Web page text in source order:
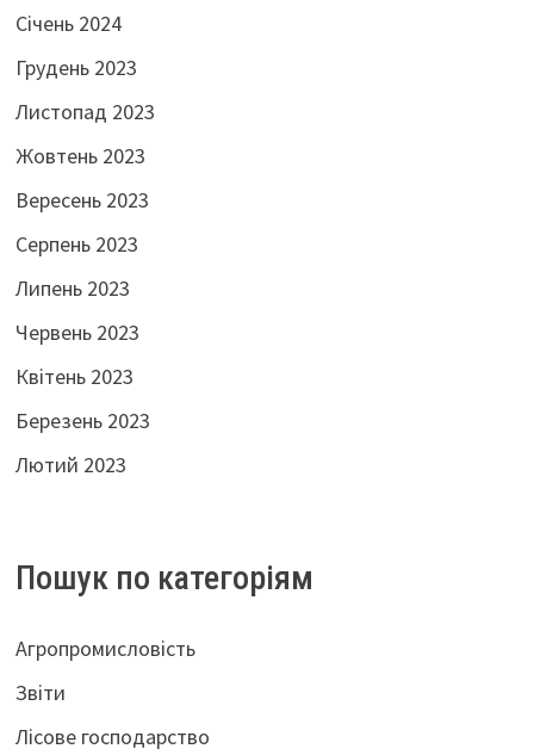
Січень 2024
Грудень 2023
Листопад 2023
Жовтень 2023
Вересень 2023
Серпень 2023
Липень 2023
Червень 2023
Квітень 2023
Березень 2023
Лютий 2023
Пошук по категоріям
Агропромисловість
Звіти
Лісове господарство